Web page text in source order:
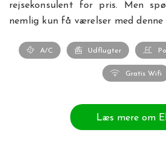
rejsekonsulent for pris. Men
nemlig kun få værelser med denne
A/C Udflugter
Gratis Wifi
Læs mere om